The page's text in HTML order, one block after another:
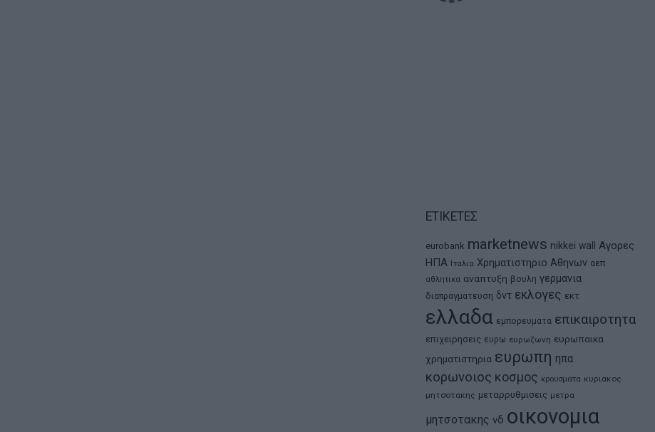
ΕΤΙΚΕΤΕΣ
eurobank marketnews nikkei wall
Αγορες
ΗΠΑ Ιταλια Χρηματιστηριο Αθηνων αεπ
αθλητικα αναπτυξη βουλη γερμανια
διαπραγματευση δντ εκλογες εκτ
ελλαδα εμπορευματα επικαιροτητα
επιχειρησεις ευρω ευρωζωνη ευρωπαικα
χρηματιστηρια ευρωπη ηπα
κορωνοιος κοσμος κρουσματα κυριακος
μητσοτακης μεταρρυθμισεις μετρα
μητσοτακης νδ οικονομια